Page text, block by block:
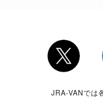
Twitter
JRA-VANでは